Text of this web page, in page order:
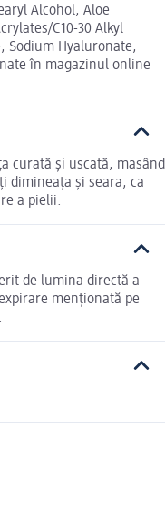
Alcohol, Aloe
C10-30 Alkyl
Sodium Hyaluronate,
în magazinul online
curată și uscată, masând
dimineața și seara, ca
a pielii.
de lumina directă a
menționată pe